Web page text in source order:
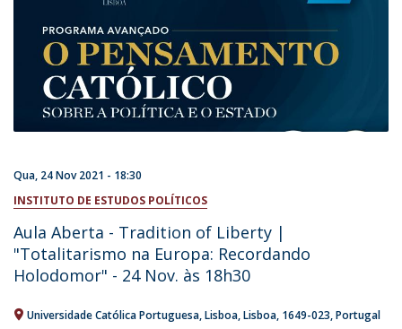
Qua, 24 Nov 2021 - 18:30
INSTITUTO DE ESTUDOS POLÍTICOS
Aula Aberta - Tradition of Liberty |
"Totalitarismo na Europa: Recordando
Holodomor" - 24 Nov. às 18h30
Universidade Católica Portuguesa Lisboa Lisboa 1649-023 Portugal